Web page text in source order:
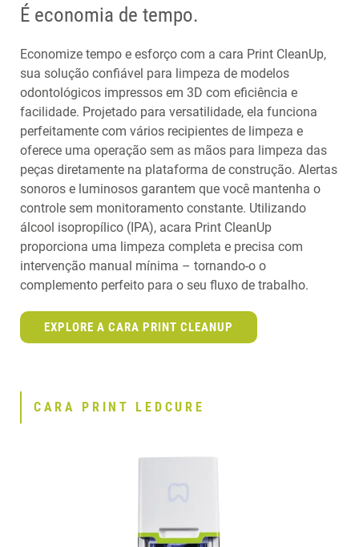
É economia de tempo.
Economize tempo e esforço com a cara Print CleanUp,
sua solução confiável para limpeza de modelos
odontológicos impressos em 3D com eficiência e
facilidade. Projetado para versatilidade, ela funciona
perfeitamente com vários recipientes de limpeza e
oferece uma operação sem as mãos para limpeza das
peças diretamente na plataforma de construção. Alertas
sonoros e luminosos garantem que você mantenha o
controle sem monitoramento constante. Utilizando
álcool isopropílico (IPA), acara Print CleanUp
proporciona uma limpeza completa e precisa com
intervenção manual mínima – tornando-o o
complemento perfeito para o seu fluxo de trabalho.
EXPLORE A CARA PRINT CLEANUP
CARA PRINT LEDCURE